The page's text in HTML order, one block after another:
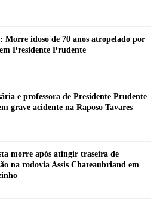
Morre idoso de 70 anos atropelado por
Presidente Prudente
e professora de Presidente Prudente
grave acidente na Raposo Tavares
morre após atingir traseira de
na rodovia Assis Chateaubriand em